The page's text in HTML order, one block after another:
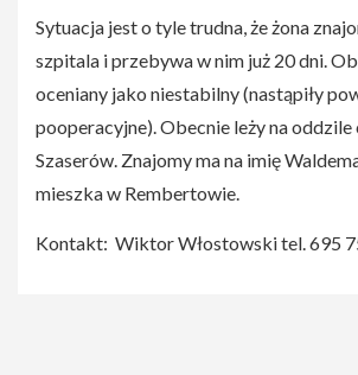
Sytuacja jest o tyle trudna, że żona
szpitala i przebywa w nim już 20 dni.
oceniany jako niestabilny (nastąpiły
pooperacyjne). Obecnie leży na oddzile
Szaserów. Znajomy ma na imię
mieszka w Rembertowie.
Kontakt: Wiktor Włostowski tel. 695